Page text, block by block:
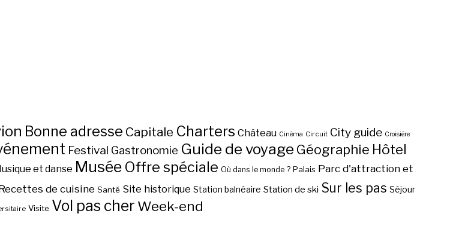
Bonne adresse Capitale Charters Château Cinéma Circuit City guide Croisière
Festival Gastronomie Guide de voyage Géographie Hôtel
et danse Musée Offre spéciale Où dans le monde ? Palais Parc d'attraction et
de cuisine Santé Site historique Station balnéaire Station de ski Sur les pas Séjour
Visite Vol pas cher Week-end